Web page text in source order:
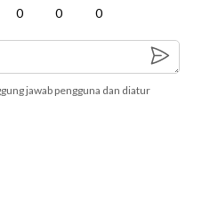
0 0 0
jawab pengguna dan diatur